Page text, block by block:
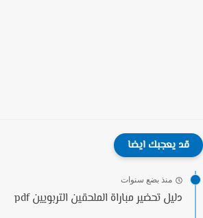
قد يعجبك ايضا
منذ بضع سنوات
دليل تحضير مباراة الملحقين التربويين pdf